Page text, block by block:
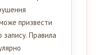
призвести
запису. Правила